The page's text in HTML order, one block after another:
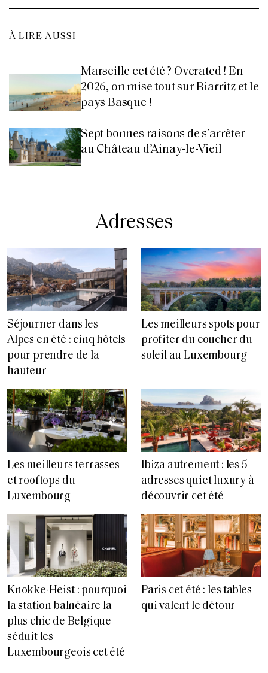
À LIRE AUSSI
Marseille cet été ? Overated ! En
2026, on mise tout sur Biarritz et le
pays Basque !
Sept bonnes raisons de s’arrêter
au Château d’Ainay-le-Vieil
Adresses
Séjourner dans les
Alpes en été : cinq hôtels
pour prendre de la
hauteur
Les meilleurs spots pour
profiter du coucher du
soleil au Luxembourg
Les meilleurs terrasses
et rooftops du
Luxembourg
Ibiza autrement : les 5
adresses quiet luxury à
découvrir cet été
Knokke-Heist : pourquoi
la station balnéaire la
plus chic de Belgique
séduit les
Luxembourgeois cet été
Paris cet été : les tables
qui valent le détour